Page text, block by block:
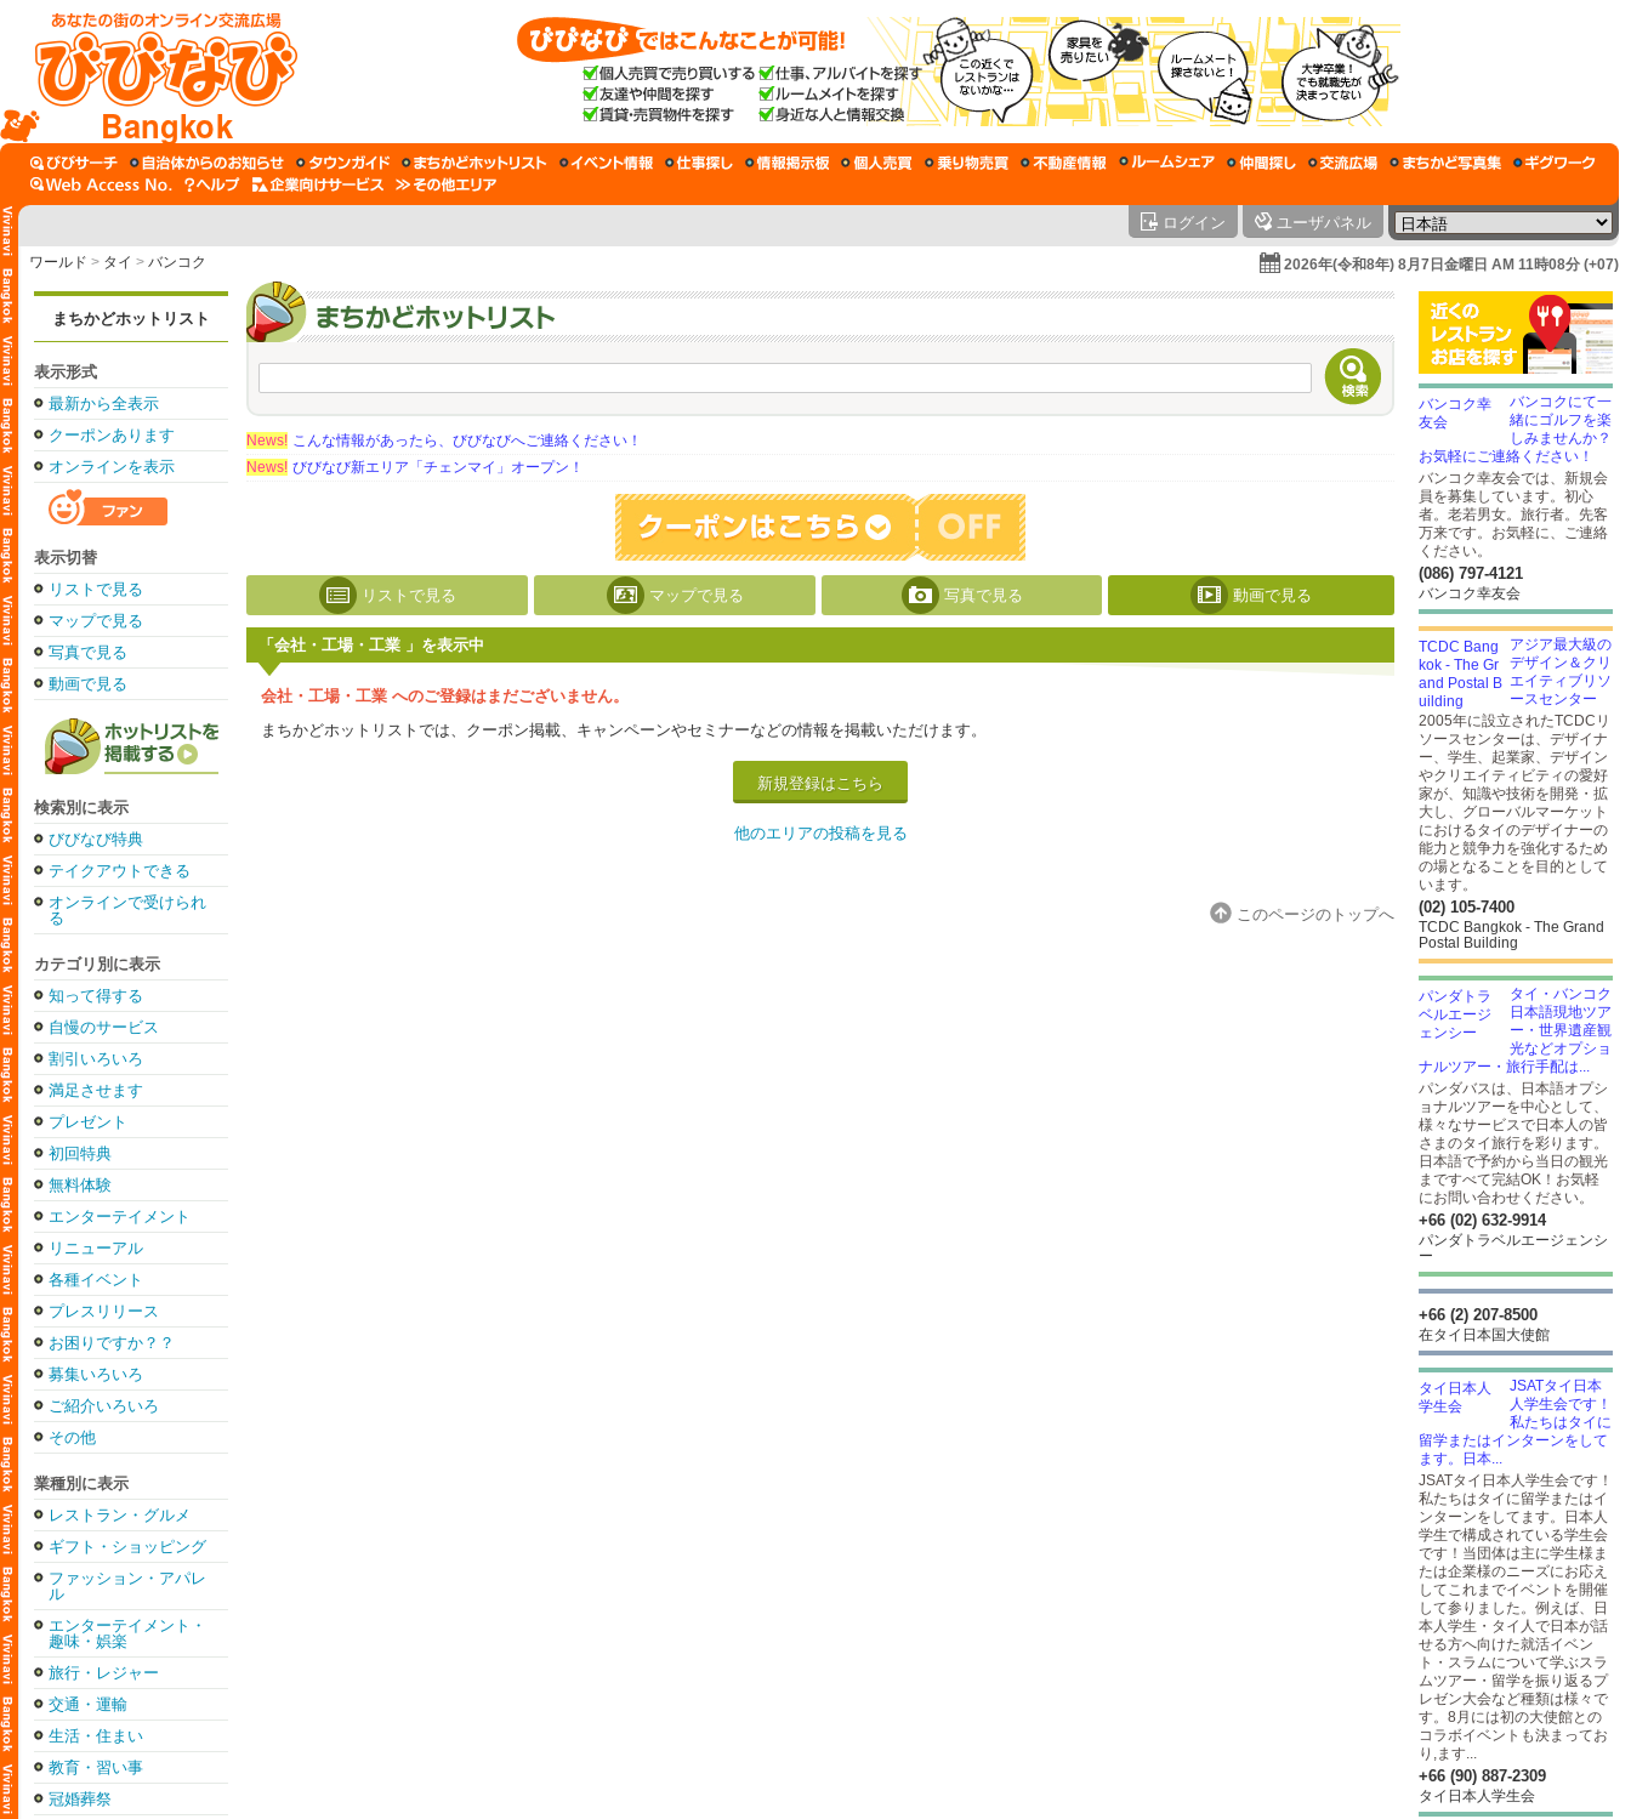
Bangkok
ログイン ユーザパネル
ワールド > タイ > バンコク 2026年(令和8年) 8月7日金曜日 AM 11時08分 (+07)
まちかどホットリスト
表示形式
最新から全表示
クーポンあります
オンラインを表示
表示切替
リストで見る
マップで見る
写真で見る
動画で見る
検索別に表示
びびなび特典
テイクアウトできる
オンラインで受けられ
る
カテゴリ別に表示
知って得する
自慢のサービス
割引いろいろ
満足させます
プレゼント
初回特典
無料体験
エンターテイメント
リニューアル
各種イベント
プレスリリース
お困りですか？？
募集いろいろ
ご紹介いろいろ
その他
業種別に表示
レストラン・グルメ
ギフト・ショッピング
ファッション・アパレ
ル
エンターテイメント・
趣味・娯楽
旅行・レジャー
交通・運輸
生活・住まい
教育・習い事
冠婚葬祭
News! こんな情報があったら、びびなびへご連絡ください！
News! びびなび新エリア「チェンマイ」オープン！
リストで見る マップで見る 写真で見る 動画で見る
「会社・工場・工業 」を表示中
会社・工場・工業 へのご登録はまだございません。
まちかどホットリストでは、クーポン掲載、キャンペーンやセミナーなどの情報を掲載いただけます。
新規登録はこちら
他のエリアの投稿を見る
このページのトップへ
バンコクにて一
緒にゴルフを楽
しみませんか？
お気軽にご連絡ください！
バンコク幸友会では、新規会
員を募集しています。初心
者。老若男女。旅行者。先客
万来です。お気軽に、ご連絡
ください。
(086) 797-4121
バンコク幸友会
アジア最大級の
デザイン＆クリ
エイティブリソ
ースセンター
2005年に設立されたTCDCリ
ソースセンターは、デザイナ
ー、学生、起業家、デザイン
やクリエイティビティの愛好
家が、知識や技術を開発・拡
大し、グローバルマーケット
におけるタイのデザイナーの
能力と競争力を強化するため
の場となることを目的として
います。
(02) 105-7400
TCDC Bangkok - The Grand
Postal Building
タイ・バンコク
日本語現地ツア
ー・世界遺産観
光などオプショ
ナルツアー・旅行手配は...
パンダバスは、日本語オプシ
ョナルツアーを中心として、
様々なサービスで日本人の皆
さまのタイ旅行を彩ります。
日本語で予約から当日の観光
まですべて完結OK！お気軽
にお問い合わせください。
+66 (02) 632-9914
パンダトラベルエージェンシ
ー
+66 (2) 207-8500
在タイ日本国大使館
JSATタイ日本
人学生会です！
私たちはタイに
留学またはインターンをして
ます。日本...
JSATタイ日本人学生会です！
私たちはタイに留学またはイ
ンターンをしてます。日本人
学生で構成されている学生会
です！当団体は主に学生様ま
たは企業様のニーズにお応え
してこれまでイベントを開催
して参りました。例えば、日
本人学生・タイ人で日本が話
せる方へ向けた就活イベン
ト・スラムについて学ぶスラ
ムツアー・留学を振り返るプ
レゼン大会など種類は様々で
す。8月には初の大使館との
コラボイベントも決まってお
り,ます...
+66 (90) 887-2309
タイ日本人学生会